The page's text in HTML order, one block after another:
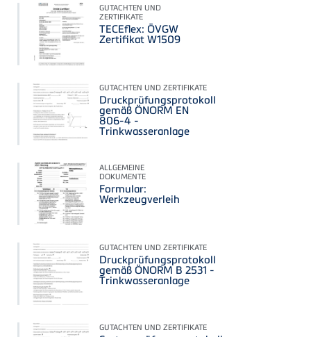
GUTACHTEN UND
ZERTIFIKATE
TECEflex: ÖVGW
Zertifikat W1509
GUTACHTEN UND ZERTIFIKATE
Druckprüfungsprotokoll
gemäß ÖNORM EN
806‑4 -
Trinkwasseranlage
ALLGEMEINE
DOKUMENTE
Formular:
Werkzeugverleih
GUTACHTEN UND ZERTIFIKATE
Druckprüfungsprotokoll
gemäß ÖNORM B 2531 -
Trinkwasseranlage
GUTACHTEN UND ZERTIFIKATE